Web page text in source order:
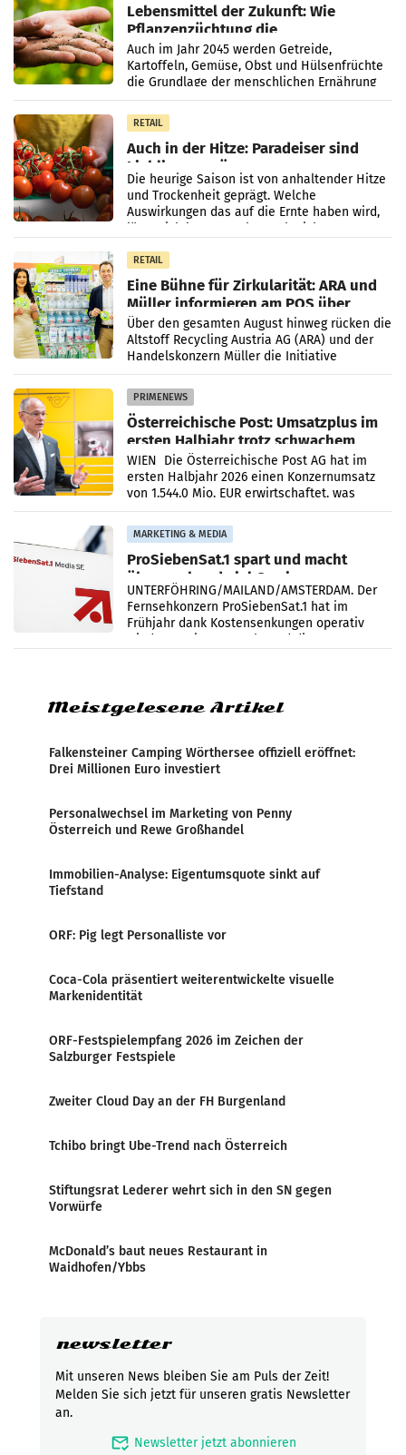
Lebensmittel der Zukunft: Wie
Pflanzenzüchtung die
Ernährungssicherheit sichert
Auch im Jahr 2045 werden Getreide,
Kartoffeln, Gemüse, Obst und Hülsenfrüchte
die Grundlage der menschlichen Ernährung
bilden. Allerdings verändern sich die
Eigenschaften der Pflanzen
RETAIL
Auch in der Hitze: Paradeiser sind
Lieblingsgemüse
Die heurige Saison ist von anhaltender Hitze
und Trockenheit geprägt. Welche
Auswirkungen das auf die Ernte haben wird,
lässt sich laut Branche noch nicht
RETAIL
Eine Bühne für Zirkularität: ARA und
Müller informieren am POS über
Kreislauffähigkeit
Über den gesamten August hinweg rücken die
Altstoff Recycling Austria AG (ARA) und der
Handelskonzern Müller die Initiative
„Kreislauf-Helden“ in allen österreichischen
Müller-Filialen
PRIMENEWS
Österreichische Post: Umsatzplus im
ersten Halbjahr trotz schwachem
Briefgeschäft
WIEN Die Österreichische Post AG hat im
ersten Halbjahr 2026 einen Konzernumsatz
von 1.544,0 Mio. EUR erwirtschaftet, was
einem Plus von 3,8 Prozent gegenüber dem
Vergleichszeitraum
MARKETING & MEDIA
ProSiebenSat.1 spart und macht
überraschend viel Gewinn
UNTERFÖHRING/MAILAND/AMSTERDAM. Der
Fernsehkonzern ProSiebenSat.1 hat im
Frühjahr dank Kostensenkungen operativ
wieder Gewinn gemacht und die
Meistgelesene Artikel
Falkensteiner Camping Wörthersee offiziell eröffnet:
Drei Millionen Euro investiert
Personalwechsel im Marketing von Penny
Österreich und Rewe Großhandel
Immobilien-Analyse: Eigentumsquote sinkt auf
Tiefstand
ORF: Pig legt Personalliste vor
Coca-Cola präsentiert weiterentwickelte visuelle
Markenidentität
ORF-Festspielempfang 2026 im Zeichen der
Salzburger Festspiele
Zweiter Cloud Day an der FH Burgenland
Tchibo bringt Ube-Trend nach Österreich
Stiftungsrat Lederer wehrt sich in den SN gegen
Vorwürfe
McDonald’s baut neues Restaurant in
Waidhofen/Ybbs
newsletter
Mit unseren News bleiben Sie am Puls der Zeit!
Melden Sie sich jetzt für unseren gratis Newsletter
an.
mark_email_read Newsletter jetzt abonnieren